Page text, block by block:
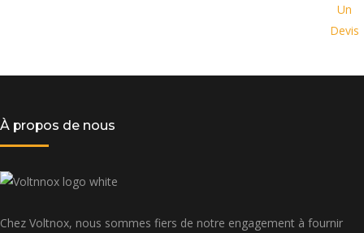
Un
Devis
À propos de nous
Chez Voltnox, nous sommes fiers de notre engagement à fournir